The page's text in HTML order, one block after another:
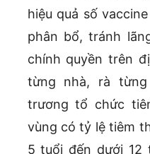
hiệu quả số
phân bổ, tránh
chính quyền trên
từng nhà, rà
trương tổ chức
vùng có tỷ lệ tiêm
5 tuổi đến dưới 12